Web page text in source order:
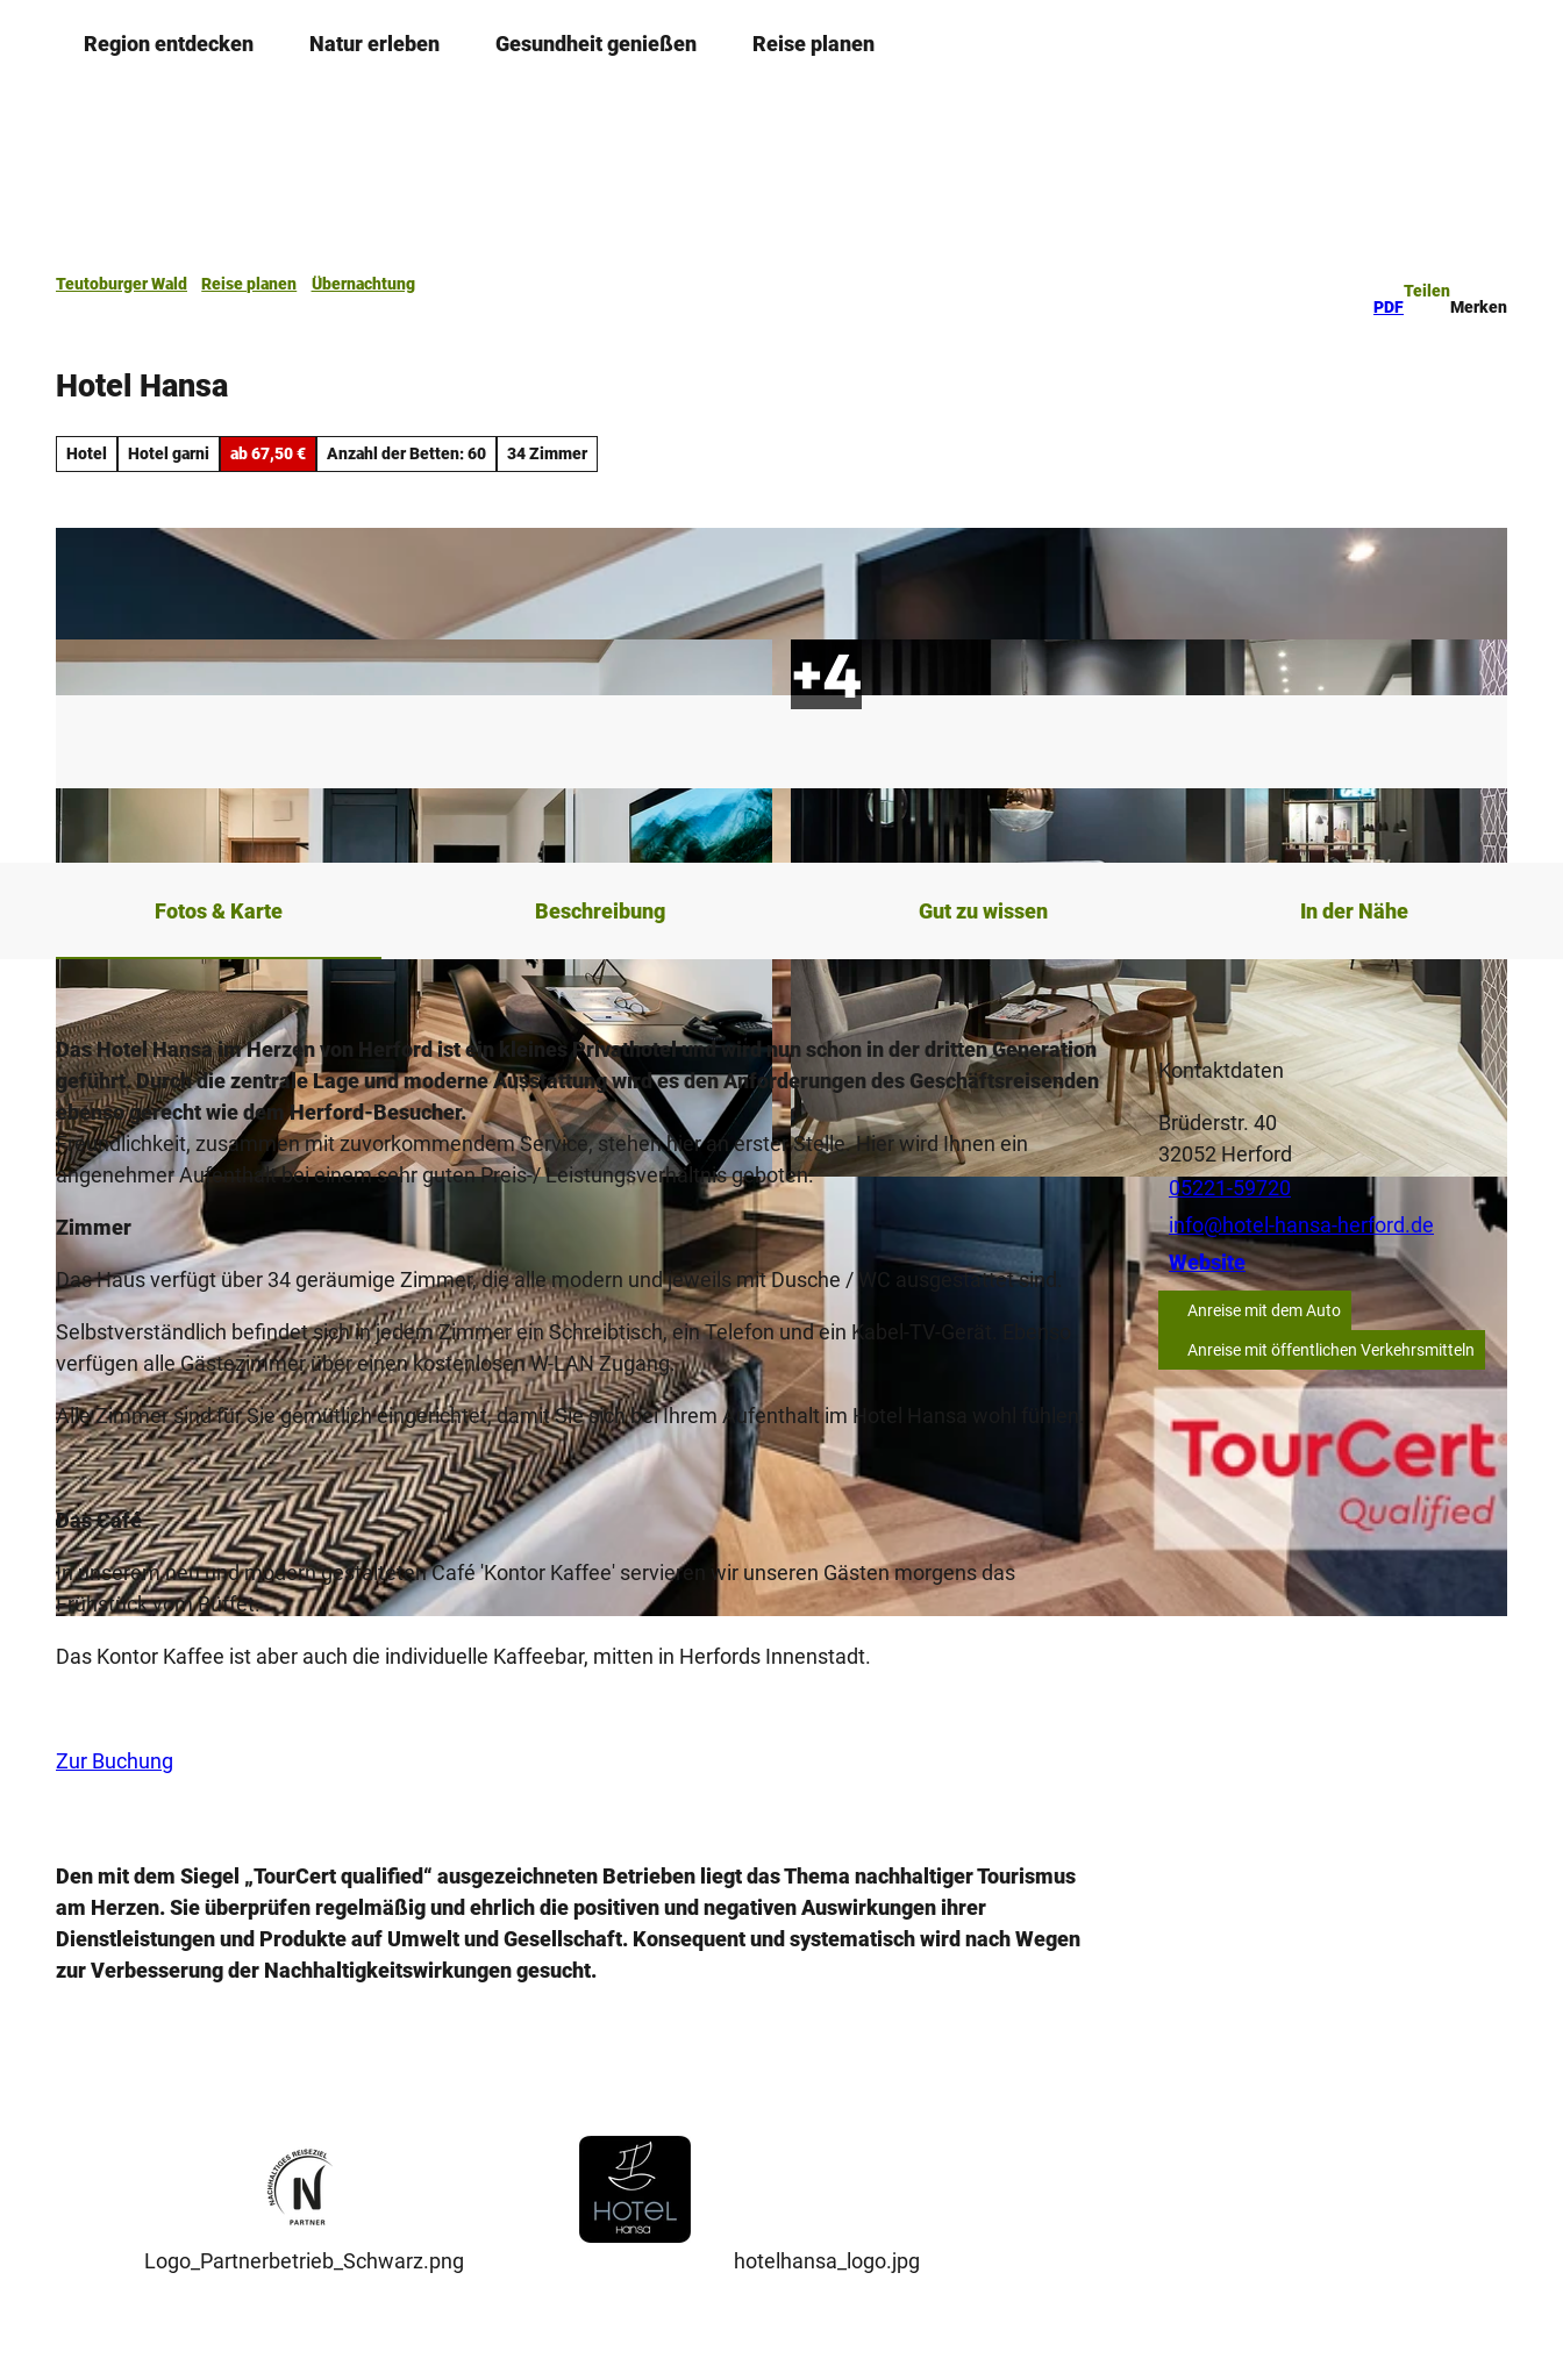
Region entdecken Natur erleben Gesundheit genießen Reise planen
Teutoburger Wald Reise planen
Übernachtung
PDF
Teilen
Merken
Hotel Hansa
Hotel Hotel garni ab 67,50 € Anzahl der Betten: 60 34 Zimmer
© JOACHIM GROTHUS
Fotos & Karte Beschreibung Gut zu wissen In der Nähe
Das Hotel Hansa im Herzen von Herford ist ein kleines Privathotel und wird nun schon in der dritten Generation
geführt. Durch die zentrale Lage und moderne Ausstattung wird es den Anforderungen des Geschäftsreisenden
ebenso gerecht wie dem Herford-Besucher.
Freundlichkeit, zusammen mit zuvorkommendem Service, stehen hier an erster Stelle. Hier wird Ihnen ein
angenehmer Aufenthalt bei einem sehr guten Preis-/ Leistungsverhältnis geboten.
Zimmer
Das Haus verfügt über 34 geräumige Zimmer, die alle modern und jeweils mit Dusche / WC ausgestattet sind.
Selbstverständlich befindet sich in jedem Zimmer ein Schreibtisch, ein Telefon und ein Kabel-TV-Gerät. Ebenso
verfügen alle Gästezimmer über einen kostenlosen W-LAN Zugang.
Alle Zimmer sind für Sie gemütlich eingerichtet, damit Sie sich bei Ihrem Aufenthalt im Hotel Hansa wohl fühlen.
Das Café
In unserem neu und modern gestalteten Café 'Kontor Kaffee' servieren wir unseren Gästen morgens das
Frühstück vom Büffet.
Das Kontor Kaffee ist aber auch die individuelle Kaffeebar, mitten in Herfords Innenstadt.
Zur Buchung
Den mit dem Siegel „TourCert qualified“ ausgezeichneten Betrieben liegt das Thema nachhaltiger Tourismus
am Herzen. Sie überprüfen regelmäßig und ehrlich die positiven und negativen Auswirkungen ihrer
Dienstleistungen und Produkte auf Umwelt und Gesellschaft. Konsequent und systematisch wird nach Wegen
zur Verbesserung der Nachhaltigkeitswirkungen gesucht.
Logo_Partnerbetrieb_Schwarz.png hotelhansa_logo.jpg
Kontaktdaten
Brüderstr. 40
32052Herford
05221-59720
info@hotel-hansa-herford.de
Website
Anreise mit dem Auto
Anreise mit öffentlichen Verkehrsmitteln